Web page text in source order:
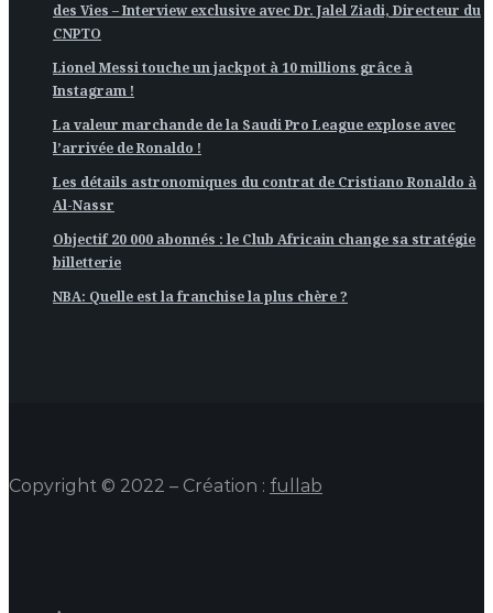
des Vies – Interview exclusive avec Dr. Jalel Ziadi, Directeur du
CNPTO
Lionel Messi touche un jackpot à 10 millions grâce à
Instagram !
La valeur marchande de la Saudi Pro League explose avec
l’arrivée de Ronaldo !
Les détails astronomiques du contrat de Cristiano Ronaldo à
Al-Nassr
Objectif 20 000 abonnés : le Club Africain change sa stratégie
billetterie
NBA: Quelle est la franchise la plus chère ?
Copyright © 2022 – Création : fullab